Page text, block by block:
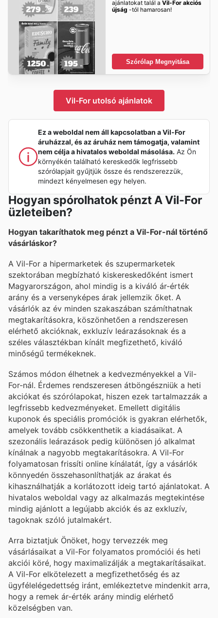
ajánlatokat talál a Vil-For akciós
újság -tól hamarosan!
Szórólap Megnyitása
Vil-For utolsó ajánlatok
Ez a weboldal nem áll kapcsolatban a Vil-For
áruházzal, és az áruház nem támogatja, valamint
nem célja a hivatalos weboldal másolása. Az Ön
környékén található kereskedők legfrissebb
szórólapjait gyűjtjük össze és rendszerezzük,
mindezt kényelmesen egy helyen.
Hogyan spórolhatok pénzt A Vil-For
üzleteiben?
Hogyan takaríthatok meg pénzt a Vil-For-nál történő
vásárláskor?
A Vil-For a hipermarketek és szupermarketek
szektorában megbízható kiskereskedőként ismert
Magyarországon, ahol mindig is a kiváló ár-érték
arány és a versenyképes árak jellemzik őket. A
vásárlók az év minden szakaszában számíthatnak
megtakarításokra, köszönhetően a rendszeresen
elérhető akcióknak, exkluzív leárazásoknak és a
széles választékban kínált megfizethető, kiváló
minőségű termékeknek.
Számos módon élhetnek a kedvezményekkel a Vil-
For-nál. Érdemes rendszeresen átböngészniük a heti
akciókat és szórólapokat, hiszen ezek tartalmazzák a
legfrissebb kedvezményeket. Emellett digitális
kuponok és speciális promóciók is gyakran elérhetők,
amelyek tovább csökkenthetik a kiadásaikat. A
szezonális leárazások pedig különösen jó alkalmat
kínálnak a nagyobb megtakarításokra. A Vil-For
folyamatosan frissíti online kínálatát, így a vásárlók
könnyedén összehasonlíthatják az árakat és
kihasználhatják a korlátozott ideig tartó ajánlatokat. A
hivatalos weboldal vagy az alkalmazás megtekintése
mindig ajánlott a legújabb akciók és az exkluzív,
tagoknak szóló jutalmakért.
Arra biztatjuk Önöket, hogy tervezzék meg
vásárlásaikat a Vil-For folyamatos promóciói és heti
akciói köré, hogy maximalizálják a megtakarításaikat.
A Vil-For elkötelezett a megfizethetőség és az
ügyfélelégedettség iránt, emlékeztetve mindenkit arra,
hogy a remek ár-érték arány mindig elérhető
közelségben van.